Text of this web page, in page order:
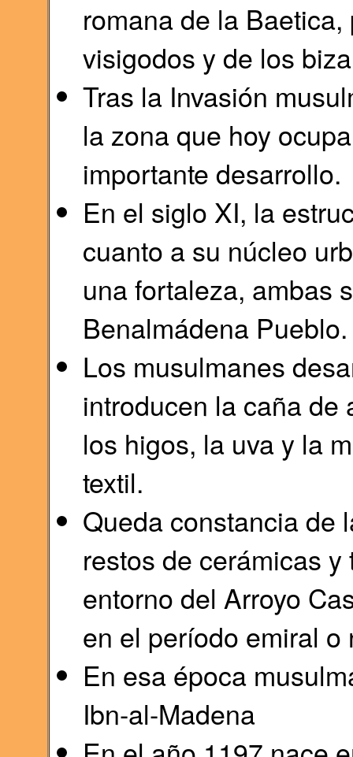
romana de la
visigodos y de los
Tras la Invasión
la zona que hoy
importante desarrollo.
En el siglo XI, la
cuanto a su núcleo
una fortaleza, ambas
Benalmádena Pueblo.
Los musulmanes
introducen la caña de
los higos, la uva y la
textil.
Queda constancia de
restos de cerámicas
entorno del Arroyo
en el período emiral o
En esa época
Ibn-al-Madena